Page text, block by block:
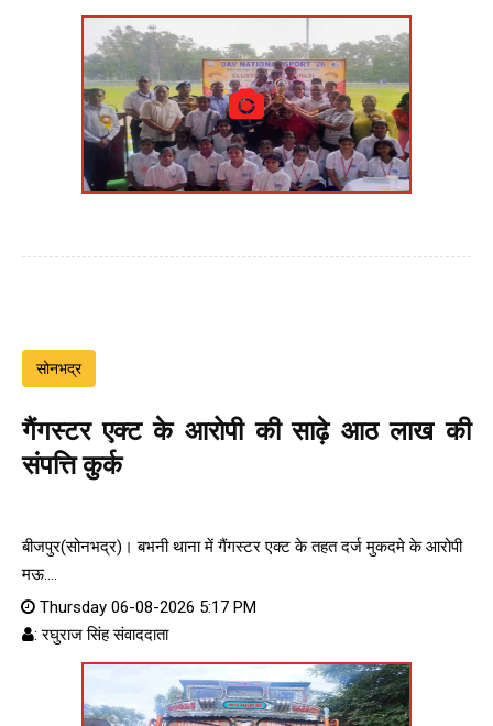
सोनभद्र
गैंगस्टर एक्ट के आरोपी की साढ़े आठ लाख की
संपत्ति कुर्क
बीजपुर(सोनभद्र)। बभनी थाना में गैंगस्टर एक्ट के तहत दर्ज मुकदमे के आरोपी
मऊ....
Thursday 06-08-2026 5:17 PM
: रघुराज सिंह संवाददाता